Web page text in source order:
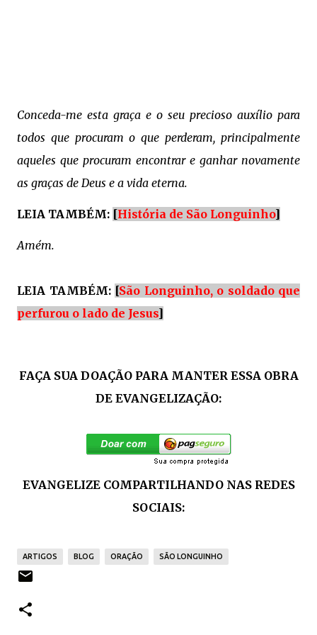
Conceda-me esta graça e o seu precioso auxílio para
todos que procuram o que perderam, principalmente
aqueles que procuram encontrar e ganhar novamente
as graças de Deus e a vida eterna.
LEIA TAMBÉM: [História de São Longuinho]
Amém.
LEIA TAMBÉM: [São Longuinho, o soldado que
perfurou o lado de Jesus]
FAÇA SUA DOAÇÃO PARA MANTER ESSA OBRA
DE EVANGELIZAÇÃO:
EVANGELIZE COMPARTILHANDO NAS REDES
SOCIAIS:
ARTIGOS BLOG ORAÇÃO SÃO LONGUINHO